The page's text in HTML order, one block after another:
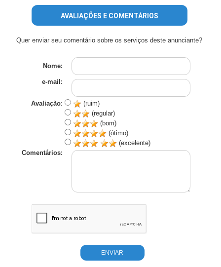
AVALIAÇÕES E COMENTÁRIOS
Quer enviar seu comentário sobre os serviços deste anunciante?
Nome:
e-mail:
Avaliação:
(ruim)
(regular)
(bom)
(ótimo)
(excelente)
Comentários: